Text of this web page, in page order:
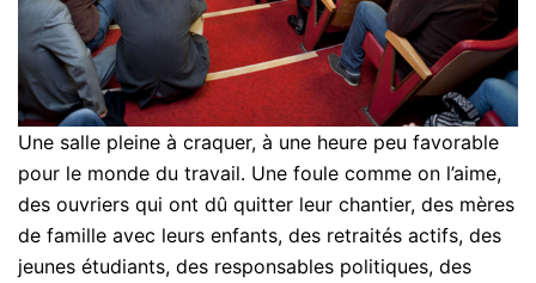
Une salle pleine à craquer, à une heure peu favorable
pour le monde du travail. Une foule comme on l’aime,
des ouvriers qui ont dû quitter leur chantier, des mères
de famille avec leurs enfants, des retraités actifs, des
jeunes étudiants, des responsables politiques, des